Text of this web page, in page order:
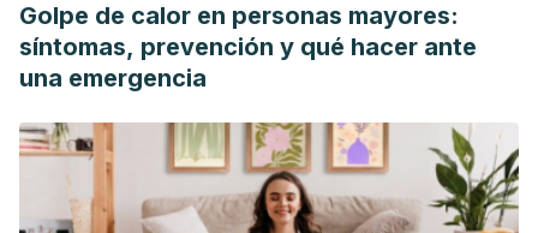
Golpe de calor en personas mayores:
síntomas, prevención y qué hacer ante
una emergencia